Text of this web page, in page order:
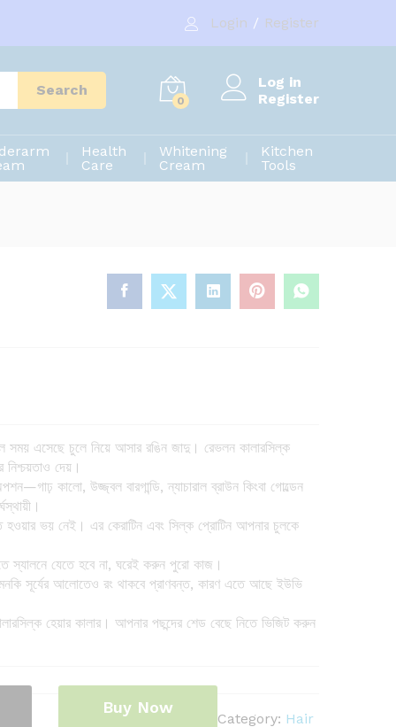
Login / Register
Search
0
Log in
Register
Health
Care
Whitening
Cream
Kitchen
Tools
সময় এসেছে চুলে নিয়ে আসার রঙিন জাদু। রেভলন কালারসিল্ক
দেয়।
কালো, উজ্জ্বল বারগান্ডি, ন্যাচারাল ব্রাউন কিংবা গোল্ডেন
হওয়ার ভয় নেই। এর কেরাটিন এবং সিল্ক প্রোটিন আপনার চুলকে
স্যালনে যেতে হবে না, ঘরেই করুন পুরো কাজ।
সূর্যের আলোতেও রং থাকবে প্রাণবন্ত, কারণ এতে আছে ইউভি
হেয়ার কালার। আপনার পছন্দের শেড বেছে নিতে ভিজিট করুন
Buy Now
Category: Hair
Add to cart